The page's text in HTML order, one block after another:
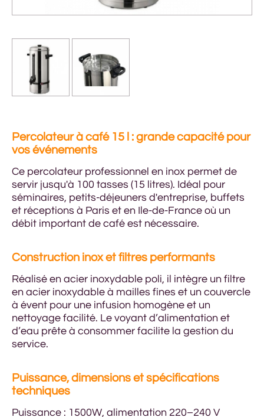
Percolateur à café 15 l : grande capacité pour
vos événements
Ce percolateur professionnel en inox permet de
servir jusqu'à 100 tasses (15 litres). Idéal pour
séminaires, petits-déjeuners d'entreprise, buffets
et réceptions à Paris et en Ile-de-France où un
débit important de café est nécessaire.
Construction inox et filtres performants
Réalisé en acier inoxydable poli, il intègre un filtre
en acier inoxydable à mailles fines et un couvercle
à évent pour une infusion homogène et un
nettoyage facilité. Le voyant d’alimentation et
d’eau prête à consommer facilite la gestion du
service.
Puissance, dimensions et spécifications
techniques
Puissance : 1500W, alimentation 220–240 V